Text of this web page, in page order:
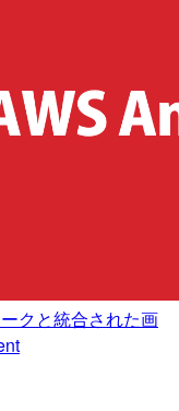
クと統合された画